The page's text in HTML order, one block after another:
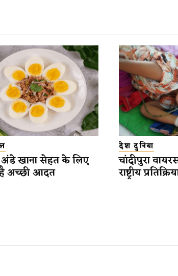
खाना सेहत के लिए
अच्छी आदत
देश दुनिया
चांदीपुरा
राष्ट्रीय